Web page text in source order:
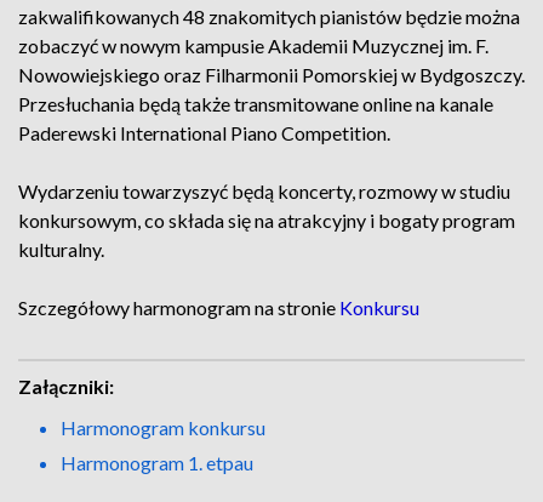
zakwalifikowanych 48 znakomitych pianistów będzie można
zobaczyć w nowym kampusie Akademii Muzycznej im. F.
Nowowiejskiego oraz Filharmonii Pomorskiej w Bydgoszczy.
Przesłuchania będą także transmitowane online na kanale
Paderewski International Piano Competition.
Wydarzeniu towarzyszyć będą koncerty, rozmowy w studiu
konkursowym, co składa się na atrakcyjny i bogaty program
kulturalny.
Szczegółowy harmonogram na stronie Konkursu
Załączniki:
Harmonogram konkursu
Harmonogram 1. etpau